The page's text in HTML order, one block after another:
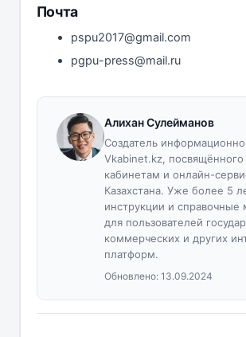
Почта
pspu2017@gmail.com
pgpu-press@mail.ru
Алихан Сулейманов
Создатель
Vkabinet.kz,
кабинетам и онлайн-
Казахстана. Уже более 5
инструкции и справочные
для пользователей
коммерческих и других
платформ.
Обновлено: 13.09.2024